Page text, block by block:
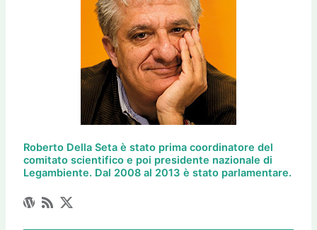
Roberto Della Seta è stato prima coordinatore del
comitato scientifico e poi presidente nazionale di
Legambiente. Dal 2008 al 2013 è stato parlamentare.